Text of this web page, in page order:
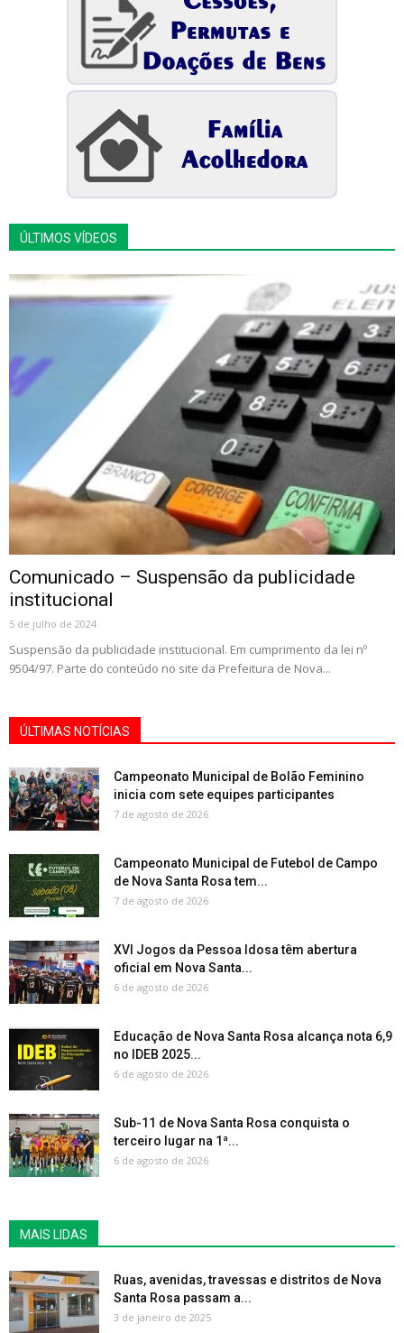
ÚLTIMOS VÍDEOS
Comunicado – Suspensão da publicidade
institucional
5 de julho de 2024
Suspensão da publicidade institucional. Em cumprimento da lei nº
9504/97. Parte do conteúdo no site da Prefeitura de Nova...
ÚLTIMAS NOTÍCIAS
Campeonato Municipal de Bolão Feminino
inicia com sete equipes participantes
7 de agosto de 2026
Campeonato Municipal de Futebol de Campo
de Nova Santa Rosa tem...
7 de agosto de 2026
XVI Jogos da Pessoa Idosa têm abertura
oficial em Nova Santa...
6 de agosto de 2026
Educação de Nova Santa Rosa alcança nota 6,9
no IDEB 2025...
6 de agosto de 2026
Sub-11 de Nova Santa Rosa conquista o
terceiro lugar na 1ª...
6 de agosto de 2026
MAIS LIDAS
Ruas, avenidas, travessas e distritos de Nova
Santa Rosa passam a...
3 de janeiro de 2025